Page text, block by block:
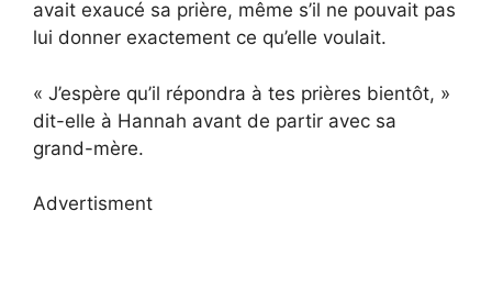
avait exaucé sa prière, même s’il ne pouvait pas
lui donner exactement ce qu’elle voulait.
« J’espère qu’il répondra à tes prières bientôt, »
dit-elle à Hannah avant de partir avec sa
grand-mère.
Advertisment